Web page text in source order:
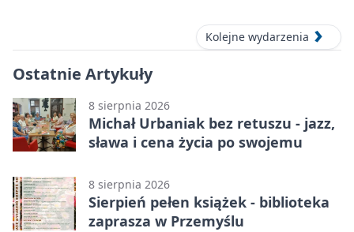
Kolejne wydarzenia
Ostatnie Artykuły
8 sierpnia 2026
Michał Urbaniak bez retuszu - jazz,
sława i cena życia po swojemu
8 sierpnia 2026
Sierpień pełen książek - biblioteka
zaprasza w Przemyślu